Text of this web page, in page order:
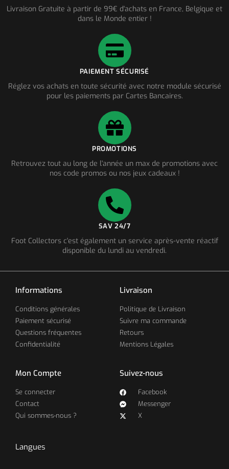
Livraison Gratuite à partir de 99€ d'achats en France, Belgique et
dans le Monde entier !
PAIEMENT SÉCURISÉ
Réglez vos achats en toute sécurité avec notre module sécurisé
pour les paiements par Cartes Bancaires.
PROMOTIONS
Retrouvez tout au long de l'année un max de promotions avec
nos code promos ou nos jeux cadeaux !
SAV 24/7
Foot Collectors c'est également un service après-vente réactif
disponible du lundi au vendredi.
Informations
Conditions générales
Paiement sécurisé
Questions fréquentes
Confidentialité
Livraison
Politique de Livraison
Suivre ma commande
Retours
Mentions Légales
Mon Compte
Se connecter
Contact
Qui sommes-nous ?
Suivez-nous
Facebook
Messenger
X
Langues